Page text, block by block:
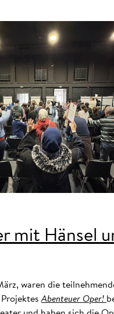
mit Hänsel
waren die
ProjektesAbenteuer Oper!